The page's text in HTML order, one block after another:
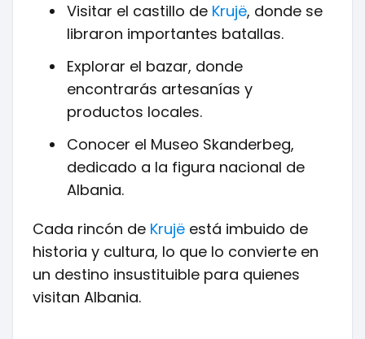
Visitar el castillo de Krujë, donde se
libraron importantes batallas.
Explorar el bazar, donde
encontrarás artesanías y
productos locales.
Conocer el Museo Skanderbeg,
dedicado a la figura nacional de
Albania.
Cada rincón de Krujë está imbuido de
historia y cultura, lo que lo convierte en
un destino insustituible para quienes
visitan Albania.